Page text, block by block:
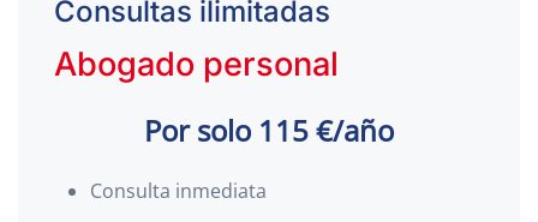
Consultas ilimitadas
Abogado personal
Por solo 115 €/año
Consulta inmediata